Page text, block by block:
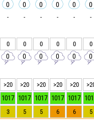
0 0 0 0 0 0
- - - - - -
0 0 0 0 0 0
0 0 0 0 0 0
>20 >20 >20 >20 >20
1017 1017 1017 1017 1017
3 5 5 6 6 5